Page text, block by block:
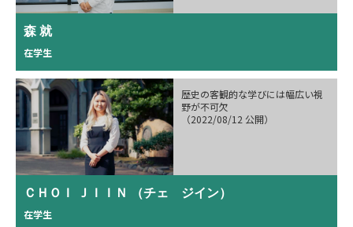
森 就
在学生
歴史の客観的な学びには幅広い視
野が不可欠
（2022/08/12 公開）
ＣＨＯＩ ＪＩＩＮ （チェ　ジイン）
在学生